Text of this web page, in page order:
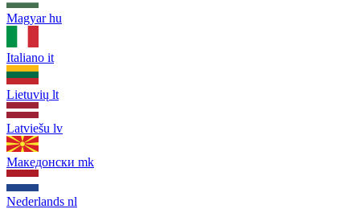
Magyar hu
Italiano it
Lietuvių lt
Latviešu lv
Македонски mk
Nederlands nl